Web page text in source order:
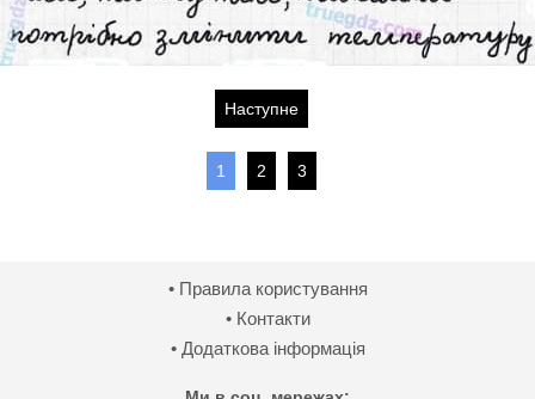
Наступне
1 2 3
• Правила користування
• Контакти
• Додаткова інформація